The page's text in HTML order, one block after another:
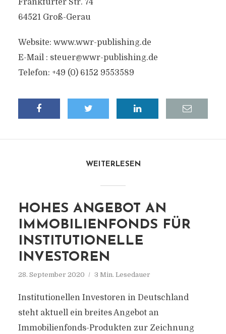
Frankfurter Str. 74
64521 Groß-Gerau
Website: www.wwr-publishing.de
E-Mail : steuer@wwr-publishing.de
Telefon: +49 (0) 6152 9553589
WEITERLESEN
HOHES ANGEBOT AN
IMMOBILIENFONDS FÜR
INSTITUTIONELLE
INVESTOREN
28. September 2020 3 Min. Lesedauer
Institutionellen Investoren in Deutschland
steht aktuell ein breites Angebot an
Immobilienfonds-Produkten zur Zeichnung